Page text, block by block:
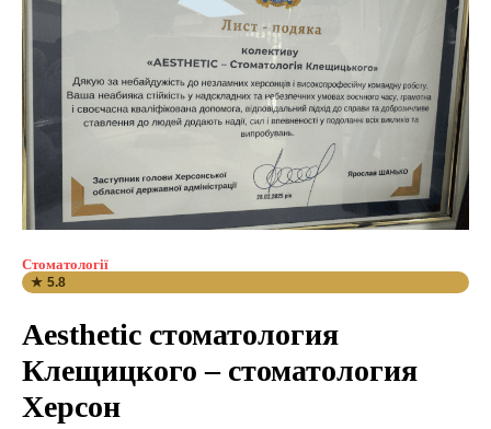
Стоматології
★ 5.8
Aesthetic стоматология
Клещицкого – стоматология
Херсон